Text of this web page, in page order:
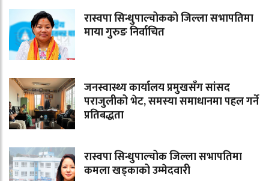
रास्वपा सिन्धुपाल्चोकको जिल्ला सभापतिमा
माया गुरुङ निर्वाचित
जनस्वास्थ्य कार्यालय प्रमुखसँग सांसद
पराजुलीको भेट, समस्या समाधानमा पहल गर्ने
प्रतिबद्धता
रास्वपा सिन्धुपाल्चोक जिल्ला सभापतिमा
कमला खड्काको उम्मेदवारी